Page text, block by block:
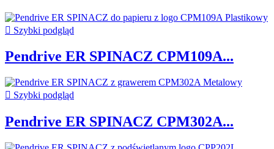
 Szybki podgląd
Pendrive ER SPINACZ CPM109A...
 Szybki podgląd
Pendrive ER SPINACZ CPM302A...